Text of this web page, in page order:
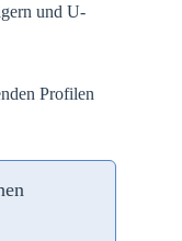
und U-
Profilen